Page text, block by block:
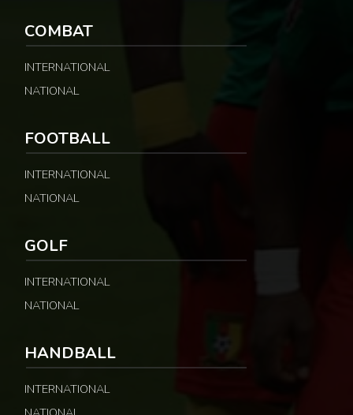
COMBAT
INTERNATIONAL
NATIONAL
FOOTBALL
INTERNATIONAL
NATIONAL
GOLF
INTERNATIONAL
NATIONAL
HANDBALL
INTERNATIONAL